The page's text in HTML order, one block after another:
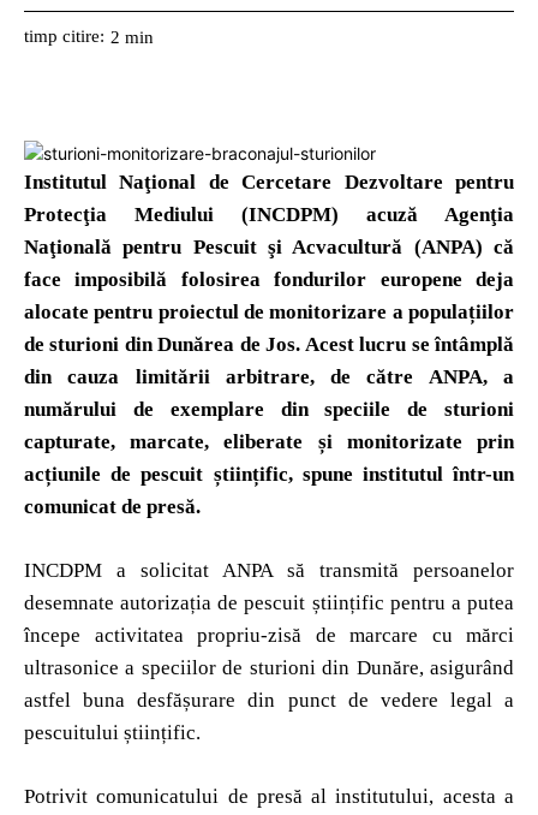
timp citire: 2 min
Institutul Naţional de Cercetare Dezvoltare pentru
Protecţia Mediului (INCDPM) acuză Agenţia
Naţională pentru Pescuit şi Acvacultură (ANPA) că
face imposibilă folosirea fondurilor europene deja
alocate pentru proiectul de monitorizare a populațiilor
de sturioni din Dunărea de Jos. Acest lucru se întâmplă
din cauza limitării arbitrare, de către ANPA, a
numărului de exemplare din speciile de sturioni
capturate, marcate, eliberate și monitorizate prin
acțiunile de pescuit științific, spune institutul într-un
comunicat de presă.
INCDPM a solicitat ANPA să transmită persoanelor
desemnate autorizația de pescuit științific pentru a putea
începe activitatea propriu-zisă de marcare cu mărci
ultrasonice a speciilor de sturioni din Dunăre, asigurând
astfel buna desfășurare din punct de vedere legal a
pescuitului științific.
Potrivit comunicatului de presă al institutului, acesta a